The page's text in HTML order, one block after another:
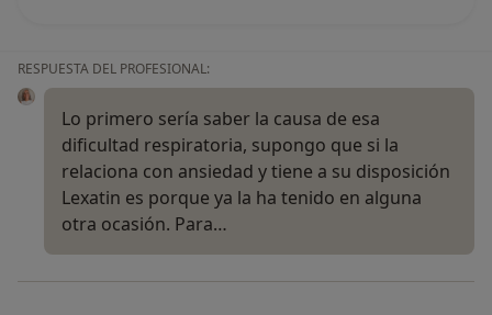
RESPUESTA DEL PROFESIONAL:
Lo primero sería saber la causa de esa
dificultad respiratoria, supongo que si la
relaciona con ansiedad y tiene a su disposición
Lexatin es porque ya la ha tenido en alguna
otra ocasión. Para…